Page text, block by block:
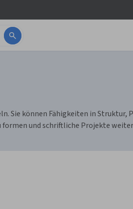
Sie können Fähigkeiten in Struktur,
formen und schriftliche Projekte